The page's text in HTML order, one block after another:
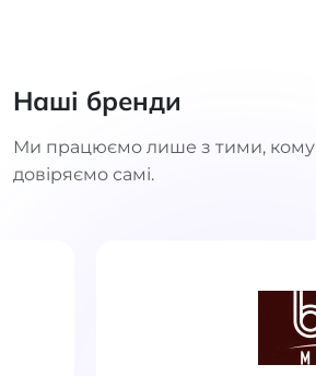
Наші бренди
Ми працюємо лише з тими, кому
довіряємо самі.